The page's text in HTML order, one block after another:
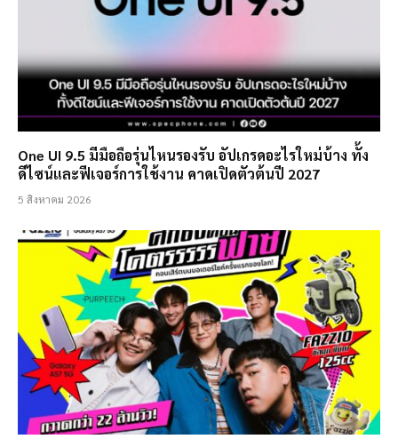
One UI 9.5 มีมือถือรุ่นไหนรองรับ อัปเกรดอะไรใหม่บ้าง ทั้ง
ดีไซน์และฟีเจอร์การใช้งาน คาดเปิดตัวต้นปี 2027
5 สิงหาคม 2026